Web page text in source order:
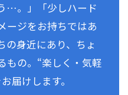
…。」「少しハード
ージをお持ちではあ
の身近にあり、ちょ
もの。“楽しく・気軽
届けします。